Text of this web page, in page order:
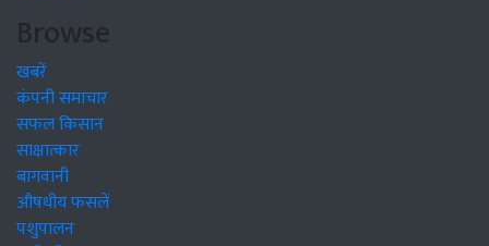
Browse
खबरें
कंपनी समाचार
सफल किसान
साक्षात्कार
बागवानी
औषधीय फसलें
पशुपालन